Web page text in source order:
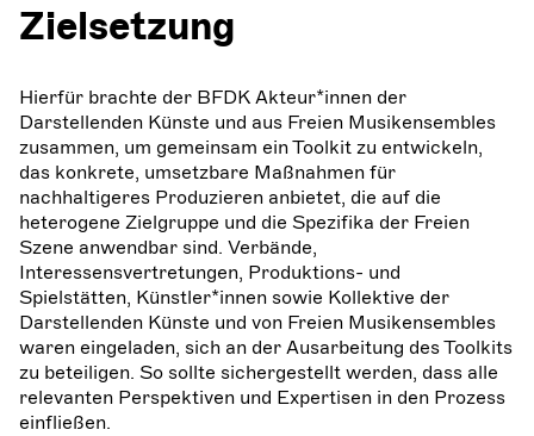
Zielsetzung
Hierfür brachte der BFDK Akteur*innen der
Darstellenden Künste und aus Freien Musikensembles
zusammen, um gemeinsam ein Toolkit zu entwickeln,
das konkrete, umsetzbare Maßnahmen für
nachhaltigeres Produzieren anbietet, die auf die
heterogene Zielgruppe und die Spezifika der Freien
Szene anwendbar sind. Verbände,
Interessensvertretungen, Produktions- und
Spielstätten, Künstler*innen sowie Kollektive der
Darstellenden Künste und von Freien Musikensembles
waren eingeladen, sich an der Ausarbeitung des Toolkits
zu beteiligen. So sollte sichergestellt werden, dass alle
relevanten Perspektiven und Expertisen in den Prozess
einfließen.